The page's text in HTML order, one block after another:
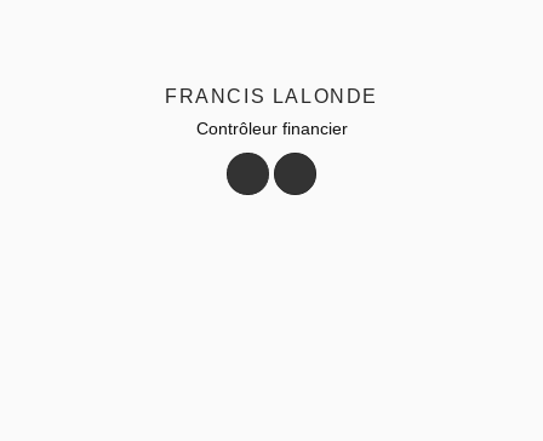
FRANCIS LALONDE
Contrôleur financier